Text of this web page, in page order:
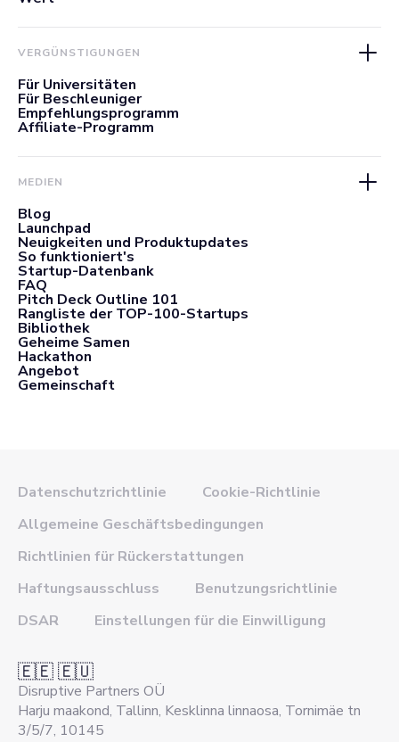
VERGÜNSTIGUNGEN
Für Universitäten
Für Beschleuniger
Empfehlungsprogramm
Affiliate-Programm
MEDIEN
Blog
Launchpad
Neuigkeiten und Produktupdates
So funktioniert's
Startup-Datenbank
FAQ
Pitch Deck Outline 101
Rangliste der TOP-100-Startups
Bibliothek
Geheime Samen
Hackathon
Angebot
Gemeinschaft
Datenschutzrichtlinie
Cookie-Richtlinie
Allgemeine Geschäftsbedingungen
Richtlinien für Rückerstattungen
Haftungsausschluss
Benutzungsrichtlinie
DSAR
Einstellungen für die Einwilligung
🇪🇪 🇪🇺
Disruptive Partners OÜ
Harju maakond, Tallinn, Kesklinna linnaosa, Tornimäe tn
3/5/7, 10145